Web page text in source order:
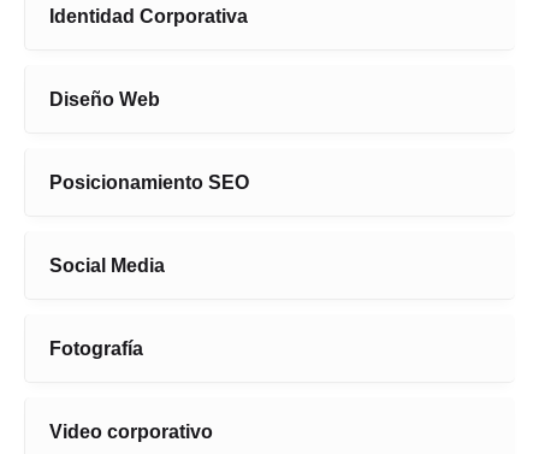
Identidad Corporativa
Diseño Web
Posicionamiento SEO
Social Media
Fotografía
Video corporativo